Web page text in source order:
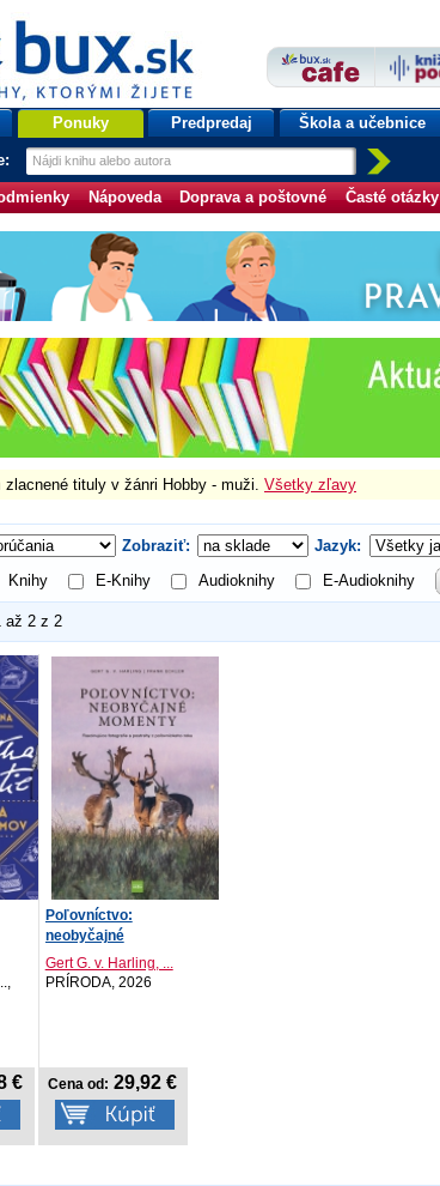
Ponuky Predpredaj Škola a učebnice
Nápoveda Doprava a poštovné Časté otázky
zlacnené tituly v žánri Hobby - muži. Všetky zľavy
Zobraziť: Jazyk:
Knihy E-Knihy Audioknihy E-Audioknihy
až 2 z 2
€
Poľovníctvo:
neobyčajné
momenty. Fascinu...
Gert G. v. Harling, ...
PRÍRODA, 2026
Cena od: 29,92 €